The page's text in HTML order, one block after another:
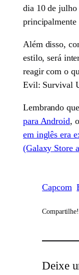
dia 10 de julho
principalmente
Além disso,
estilo, será
reagir com o
Evil: Survival
Lembrando que
para Android,
em inglês era
(Galaxy Store
Capcom
Compartilhe!
Deixe